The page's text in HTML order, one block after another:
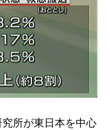
所が東日本を中心